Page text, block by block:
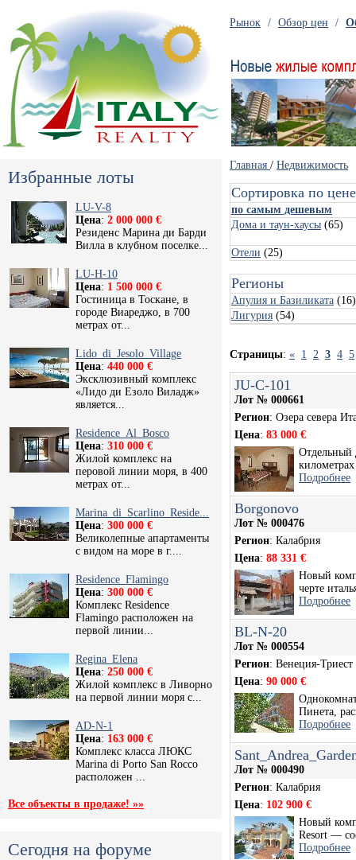
Рынок / Обзор цен /
Избранные лоты
LU-V-8
Цена: 2 000 000 €
Резиденс Марина ди Барди
Вилла в клубном поселке...
LU-H-10
Цена: 1 500 000 €
Гостиница в Тоскане, в
городе Виареджо, в 700
метрах от...
Lido_di_Jesolo_Village
Цена: 440 000 €
Эксклюзивный комплекс
«Лидо ди Езоло Виладж»
является...
Residence_Al_Bosco
Цена: 310 000 €
Жилой комплекс на
перовой линии моря, в 400
метрах от...
Marina_di_Scarlino_Reside...
Цена: 300 000 €
Великолепные апартаменты
с видом на море в г....
Residence_Flamingo
Цена: 300 000 €
Комплекс Residence
Flamingo расположен на
первой линии...
Regina_Elena
Цена: 250 000 €
Жилой комплекс в Ливорно
на первой линии моря с...
AD-N-1
Цена: 163 000 €
Комплекс класса ЛЮКС
Marina di Porto San Rocco
расположен ...
Все объекты в продаже! »»
Сегодня на форуме
Главная / Недвижимость
Сортировка по
по самым дешевым
Дома и таун-хаусы (65)
Отели (25)
Регионы
Апулия и Базиликата (16)
Лигурия (54)
Страницы: « 1 2 3 4 5
JU-C-101
Лот № 000661
Регион: Озера севера
Цена: 83 000 €
Отдельный
Подробнее
Borgonovo
Лот № 000476
Регион: Калабрия
Цена: 88 331 €
Новый
черте
Подробнее
BL-N-20
Лот № 000554
Регион: Венеция-Триест
Цена: 90 000 €
Пинета,
Подробнее
Лот № 000490
Регион: Калабрия
Цена: 102 900 €
Новый
Resort —
Подробнее